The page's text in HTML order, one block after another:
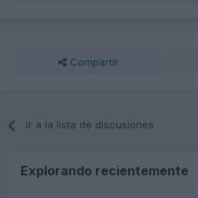
Compartir
Ir a la lista de discusiones
Explorando recientemente